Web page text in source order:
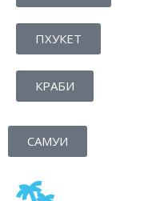
ПХУКЕТ
КРАБИ
САМУИ